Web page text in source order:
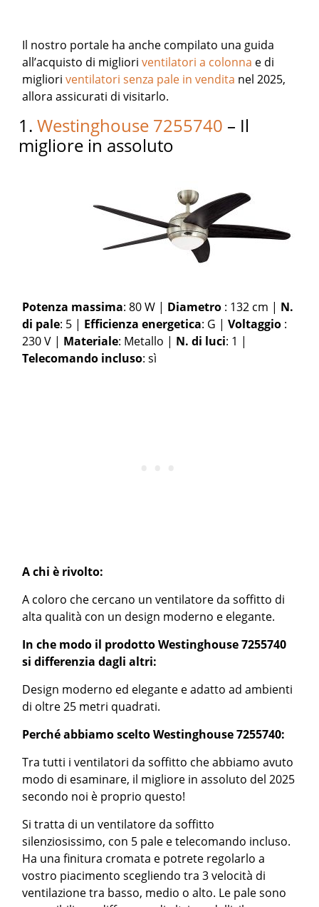
Il nostro portale ha anche compilato una guida
all’acquisto di miglioriventilatori a colonna e di
miglioriventilatori senza pale in vendita nel 2025,
allora assicurati di visitarlo.
1.Westinghouse 7255740 – Il
migliore in assoluto
Potenza massima: 80 W | Diametro : 132 cm | N.
di pale: 5 | Efficienza energetica: G |Voltaggio :
230 V | Materiale: Metallo | N. di luci: 1 |
Telecomando incluso: sì
A chi è rivolto:
A coloro che cercano un ventilatore da soffitto di
alta qualità con un design moderno e elegante.
In che modo il prodotto Westinghouse 7255740
si differenzia dagli altri:
Design moderno ed elegante e adatto ad ambienti
di oltre 25 metri quadrati.
Perché abbiamo scelto Westinghouse 7255740:
Tra tutti i ventilatori da soffitto che abbiamo avuto
modo di esaminare, il migliore in assoluto del 2025
secondo noi è proprio questo!
Si tratta di un ventilatore da soffitto
silenziosissimo, con 5 pale e telecomando incluso.
Ha una finitura cromata e potrete regolarlo a
vostro piacimento scegliendo tra 3 velocità di
ventilazione tra basso, medio o alto. Le pale sono